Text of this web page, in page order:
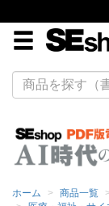
ホーム 商品一覧